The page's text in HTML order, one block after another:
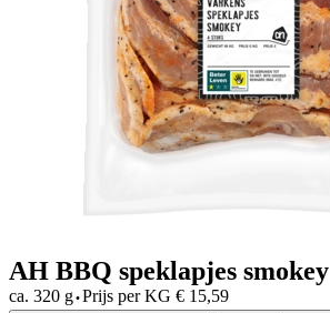
AH BBQ speklapjes smokey
ca. 320 g·Prijs per KG € 15,59